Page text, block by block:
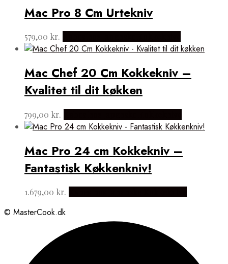
Mac Pro 8 Cm Urtekniv
579,00 kr.
Mac Chef 20 Cm Kokkekniv –
Kvalitet til dit køkken
799,00 kr.
Mac Pro 24 cm Kokkekniv –
Fantastisk Køkkenkniv!
1.679,00 kr.
© MasterCook.dk